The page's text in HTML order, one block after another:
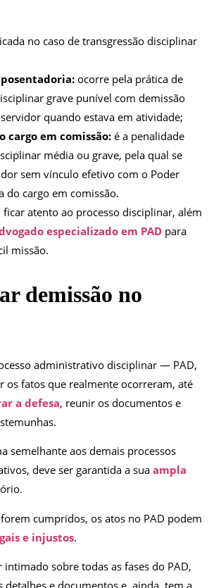
no caso de transgressão disciplinar
ocorre pela prática de
grave punível com demissão
quando estava em atividade;
cargo em comissão: é a penalidade
média ou grave, pela qual se
sem vínculo efetivo com o Poder
do cargo em comissão.
ficar atento ao processo disciplinar, além
especializado em PAD para
missão.
demissão no
administrativo disciplinar — PAD,
os fatos que realmente ocorreram, até
a defesa, reunir os documentos e
semelhante aos demais processos
deve ser garantida a sua ampla
forem cumpridos, os atos no PAD podem
e injustos.
intimado sobre todas as fases do PAD,